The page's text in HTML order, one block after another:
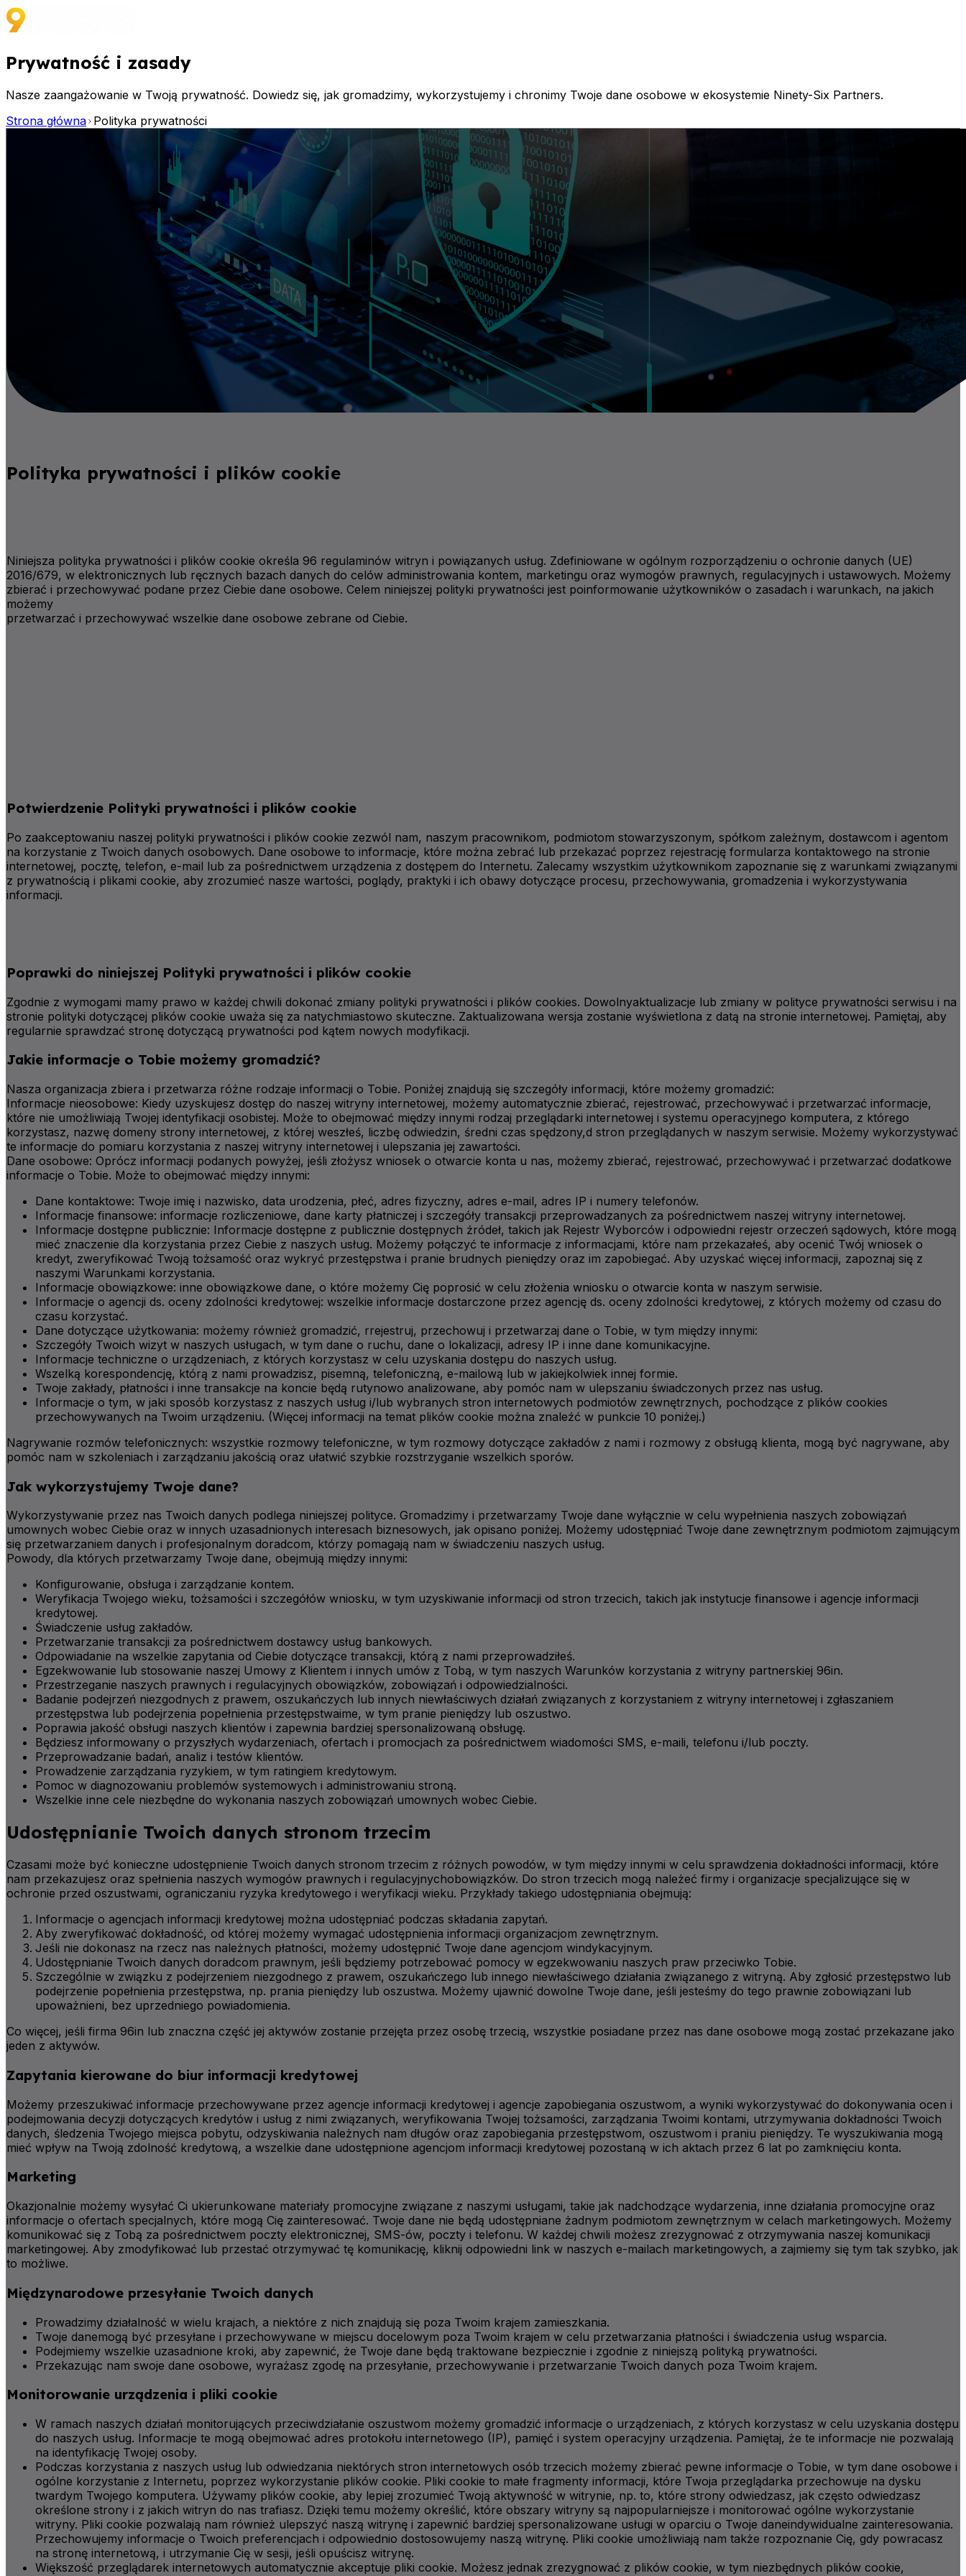
Prywatność i zasady
Nasze zaangażowanie w Twoją prywatność. Dowiedz się, jak gromadzimy, wykorzystujemy i chronimy Twoje dane osobowe w ekosystemie Ninety-Six Partners.
Strona główna Polityka prywatności
Polityka prywatności i plików cookie
Niniejsza polityka prywatności i plików cookie określa 96 regulaminów witryn i powiązanych usług. Zdefiniowane w ogólnym rozporządzeniu o ochronie danych (UE)
2016/679, w elektronicznych lub ręcznych bazach danych do celów administrowania kontem, marketingu oraz wymogów prawnych, regulacyjnych i ustawowych. Możemy
zbierać i przechowywać podane przez Ciebie dane osobowe. Celem niniejszej polityki prywatności jest poinformowanie użytkowników o zasadach i warunkach, na jakich
możemy
przetwarzać i przechowywać wszelkie dane osobowe zebrane od Ciebie.
Potwierdzenie Polityki prywatności i plików cookie
Po zaakceptowaniu naszej polityki prywatności i plików cookie zezwól nam, naszym pracownikom, podmiotom stowarzyszonym, spółkom zależnym, dostawcom i agentom
na korzystanie z Twoich danych osobowych. Dane osobowe to informacje, które można zebrać lub przekazać poprzez rejestrację formularza kontaktowego na stronie
internetowej, pocztę, telefon, e-mail lub za pośrednictwem urządzenia z dostępem do Internetu. Zalecamy wszystkim użytkownikom zapoznanie się z warunkami związanymi
z prywatnością i plikami cookie, aby zrozumieć nasze wartości, poglądy, praktyki i ich obawy dotyczące procesu, przechowywania, gromadzenia i wykorzystywania
informacji.
Poprawki do niniejszej Polityki prywatności i plików cookie
Zgodnie z wymogami mamy prawo w każdej chwili dokonać zmiany polityki prywatności i plików cookies. Dowolnyaktualizacje lub zmiany w polityce prywatności serwisu i na
stronie polityki dotyczącej plików cookie uważa się za natychmiastowo skuteczne. Zaktualizowana wersja zostanie wyświetlona z datą na stronie internetowej. Pamiętaj, aby
regularnie sprawdzać stronę dotyczącą prywatności pod kątem nowych modyfikacji.
Jakie informacje o Tobie możemy gromadzić?
Nasza organizacja zbiera i przetwarza różne rodzaje informacji o Tobie. Poniżej znajdują się szczegóły informacji, które możemy gromadzić:
Informacje nieosobowe: Kiedy uzyskujesz dostęp do naszej witryny internetowej, możemy automatycznie zbierać, rejestrować, przechowywać i przetwarzać informacje,
które nie umożliwiają Twojej identyfikacji osobistej. Może to obejmować między innymi rodzaj przeglądarki internetowej i systemu operacyjnego komputera, z którego
korzystasz, nazwę domeny strony internetowej, z której weszłeś, liczbę odwiedzin, średni czas spędzony,d stron przeglądanych w naszym serwisie. Możemy wykorzystywać
te informacje do pomiaru korzystania z naszej witryny internetowej i ulepszania jej zawartości.
Dane osobowe: Oprócz informacji podanych powyżej, jeśli złożysz wniosek o otwarcie konta u nas, możemy zbierać, rejestrować, przechowywać i przetwarzać dodatkowe
informacje o Tobie. Może to obejmować między innymi:
Dane kontaktowe: Twoje imię i nazwisko, data urodzenia, płeć, adres fizyczny, adres e-mail, adres IP i numery telefonów.
Informacje finansowe: informacje rozliczeniowe, dane karty płatniczej i szczegóły transakcji przeprowadzanych za pośrednictwem naszej witryny internetowej.
Informacje dostępne publicznie: Informacje dostępne z publicznie dostępnych źródeł, takich jak Rejestr Wyborców i odpowiedni rejestr orzeczeń sądowych, które mogą
mieć znaczenie dla korzystania przez Ciebie z naszych usług. Możemy połączyć te informacje z informacjami, które nam przekazałeś, aby ocenić Twój wniosek o
kredyt, zweryfikować Twoją tożsamość oraz wykryć przestępstwa i pranie brudnych pieniędzy oraz im zapobiegać. Aby uzyskać więcej informacji, zapoznaj się z
naszymi Warunkami korzystania.
Informacje obowiązkowe: inne obowiązkowe dane, o które możemy Cię poprosić w celu złożenia wniosku o otwarcie konta w naszym serwisie.
Informacje o agencji ds. oceny zdolności kredytowej: wszelkie informacje dostarczone przez agencję ds. oceny zdolności kredytowej, z których możemy od czasu do
czasu korzystać.
Dane dotyczące użytkowania: możemy również gromadzić, rrejestruj, przechowuj i przetwarzaj dane o Tobie, w tym między innymi:
Szczegóły Twoich wizyt w naszych usługach, w tym dane o ruchu, dane o lokalizacji, adresy IP i inne dane komunikacyjne.
Informacje techniczne o urządzeniach, z których korzystasz w celu uzyskania dostępu do naszych usług.
Wszelką korespondencję, którą z nami prowadzisz, pisemną, telefoniczną, e-mailową lub w jakiejkolwiek innej formie.
Twoje zakłady, płatności i inne transakcje na koncie będą rutynowo analizowane, aby pomóc nam w ulepszaniu świadczonych przez nas usług.
Informacje o tym, w jaki sposób korzystasz z naszych usług i/lub wybranych stron internetowych podmiotów zewnętrznych, pochodzące z plików cookies
przechowywanych na Twoim urządzeniu. (Więcej informacji na temat plików cookie można znaleźć w punkcie 10 poniżej.)
Nagrywanie rozmów telefonicznych: wszystkie rozmowy telefoniczne, w tym rozmowy dotyczące zakładów z nami i rozmowy z obsługą klienta, mogą być nagrywane, aby
pomóc nam w szkoleniach i zarządzaniu jakością oraz ułatwić szybkie rozstrzyganie wszelkich sporów.
Jak wykorzystujemy Twoje dane?
Wykorzystywanie przez nas Twoich danych podlega niniejszej polityce. Gromadzimy i przetwarzamy Twoje dane wyłącznie w celu wypełnienia naszych zobowiązań
umownych wobec Ciebie oraz w innych uzasadnionych interesach biznesowych, jak opisano poniżej. Możemy udostępniać Twoje dane zewnętrznym podmiotom zajmującym
się przetwarzaniem danych i profesjonalnym doradcom, którzy pomagają nam w świadczeniu naszych usług.
Powody, dla których przetwarzamy Twoje dane, obejmują między innymi:
Konfigurowanie, obsługa i zarządzanie kontem.
Weryfikacja Twojego wieku, tożsamości i szczegółów wniosku, w tym uzyskiwanie informacji od stron trzecich, takich jak instytucje finansowe i agencje informacji
kredytowej.
Świadczenie usług zakładów.
Przetwarzanie transakcji za pośrednictwem dostawcy usług bankowych.
Odpowiadanie na wszelkie zapytania od Ciebie dotyczące transakcji, którą z nami przeprowadziłeś.
Egzekwowanie lub stosowanie naszej Umowy z Klientem i innych umów z Tobą, w tym naszych Warunków korzystania z witryny partnerskiej 96in.
Przestrzeganie naszych prawnych i regulacyjnych obowiązków, zobowiązań i odpowiedzialności.
Badanie podejrzeń niezgodnych z prawem, oszukańczych lub innych niewłaściwych działań związanych z korzystaniem z witryny internetowej i zgłaszaniem
przestępstwa lub podejrzenia popełnienia przestępstwaime, w tym pranie pieniędzy lub oszustwo.
Poprawia jakość obsługi naszych klientów i zapewnia bardziej spersonalizowaną obsługę.
Będziesz informowany o przyszłych wydarzeniach, ofertach i promocjach za pośrednictwem wiadomości SMS, e-maili, telefonu i/lub poczty.
Przeprowadzanie badań, analiz i testów klientów.
Prowadzenie zarządzania ryzykiem, w tym ratingiem kredytowym.
Pomoc w diagnozowaniu problemów systemowych i administrowaniu stroną.
Wszelkie inne cele niezbędne do wykonania naszych zobowiązań umownych wobec Ciebie.
Udostępnianie Twoich danych stronom trzecim
Czasami może być konieczne udostępnienie Twoich danych stronom trzecim z różnych powodów, w tym między innymi w celu sprawdzenia dokładności informacji, które
nam przekazujesz oraz spełnienia naszych wymogów prawnych i regulacyjnychobowiązków. Do stron trzecich mogą należeć firmy i organizacje specjalizujące się w
ochronie przed oszustwami, ograniczaniu ryzyka kredytowego i weryfikacji wieku. Przykłady takiego udostępniania obejmują:
Informacje o agencjach informacji kredytowej można udostępniać podczas składania zapytań.
Aby zweryfikować dokładność, od której możemy wymagać udostępnienia informacji organizacjom zewnętrznym.
Jeśli nie dokonasz na rzecz nas należnych płatności, możemy udostępnić Twoje dane agencjom windykacyjnym.
Udostępnianie Twoich danych doradcom prawnym, jeśli będziemy potrzebować pomocy w egzekwowaniu naszych praw przeciwko Tobie.
Szczególnie w związku z podejrzeniem niezgodnego z prawem, oszukańczego lub innego niewłaściwego działania związanego z witryną. Aby zgłosić przestępstwo lub
podejrzenie popełnienia przestępstwa, np. prania pieniędzy lub oszustwa. Możemy ujawnić dowolne Twoje dane, jeśli jesteśmy do tego prawnie zobowiązani lub
upoważnieni, bez uprzedniego powiadomienia.
Co więcej, jeśli firma 96in lub znaczna część jej aktywów zostanie przejęta przez osobę trzecią, wszystkie posiadane przez nas dane osobowe mogą zostać przekazane jako
jeden z aktywów.
Zapytania kierowane do biur informacji kredytowej
Możemy przeszukiwać informacje przechowywane przez agencje informacji kredytowej i agencje zapobiegania oszustwom, a wyniki wykorzystywać do dokonywania ocen i
podejmowania decyzji dotyczących kredytów i usług z nimi związanych, weryfikowania Twojej tożsamości, zarządzania Twoimi kontami, utrzymywania dokładności Twoich
danych, śledzenia Twojego miejsca pobytu, odzyskiwania należnych nam długów oraz zapobiegania przestępstwom, oszustwom i praniu pieniędzy. Te wyszukiwania mogą
mieć wpływ na Twoją zdolność kredytową, a wszelkie dane udostępnione agencjom informacji kredytowej pozostaną w ich aktach przez 6 lat po zamknięciu konta.
Marketing
Okazjonalnie możemy wysyłać Ci ukierunkowane materiały promocyjne związane z naszymi usługami, takie jak nadchodzące wydarzenia, inne działania promocyjne oraz
informacje o ofertach specjalnych, które mogą Cię zainteresować. Twoje dane nie będą udostępniane żadnym podmiotom zewnętrznym w celach marketingowych. Możemy
komunikować się z Tobą za pośrednictwem poczty elektronicznej, SMS-ów, poczty i telefonu. W każdej chwili możesz zrezygnować z otrzymywania naszej komunikacji
marketingowej. Aby zmodyfikować lub przestać otrzymywać tę komunikację, kliknij odpowiedni link w naszych e-mailach marketingowych, a zajmiemy się tym tak szybko, jak
to możliwe.
Międzynarodowe przesyłanie Twoich danych
Prowadzimy działalność w wielu krajach, a niektóre z nich znajdują się poza Twoim krajem zamieszkania.
Twoje danemogą być przesyłane i przechowywane w miejscu docelowym poza Twoim krajem w celu przetwarzania płatności i świadczenia usług wsparcia.
Podejmiemy wszelkie uzasadnione kroki, aby zapewnić, że Twoje dane będą traktowane bezpiecznie i zgodnie z niniejszą polityką prywatności.
Przekazując nam swoje dane osobowe, wyrażasz zgodę na przesyłanie, przechowywanie i przetwarzanie Twoich danych poza Twoim krajem.
Monitorowanie urządzenia i pliki cookie
W ramach naszych działań monitorujących przeciwdziałanie oszustwom możemy gromadzić informacje o urządzeniach, z których korzystasz w celu uzyskania dostępu
do naszych usług. Informacje te mogą obejmować adres protokołu internetowego (IP), pamięć i system operacyjny urządzenia. Pamiętaj, że te informacje nie pozwalają
na identyfikację Twojej osoby.
Podczas korzystania z naszych usług lub odwiedzania niektórych stron internetowych osób trzecich możemy zbierać pewne informacje o Tobie, w tym dane osobowe i
ogólne korzystanie z Internetu, poprzez wykorzystanie plików cookie. Pliki cookie to małe fragmenty informacji, które Twoja przeglądarka przechowuje na dysku
twardym Twojego komputera. Używamy plików cookie, aby lepiej zrozumieć Twoją aktywność w witrynie, np. to, które strony odwiedzasz, jak często odwiedzasz
określone strony i z jakich witryn do nas trafiasz. Dzięki temu możemy określić, które obszary witryny są najpopularniejsze i monitorować ogólne wykorzystanie
witryny. Pliki cookie pozwalają nam również ulepszyć naszą witrynę i zapewnić bardziej spersonalizowane usługi w oparciu o Twoje daneindywidualne zainteresowania.
Przechowujemy informacje o Twoich preferencjach i odpowiednio dostosowujemy naszą witrynę. Pliki cookie umożliwiają nam także rozpoznanie Cię, gdy powracasz
na stronę internetową, i utrzymanie Cię w sesji, jeśli opuścisz witrynę.
Większość przeglądarek internetowych automatycznie akceptuje pliki cookie. Możesz jednak zrezygnować z plików cookie, w tym niezbędnych plików cookie,